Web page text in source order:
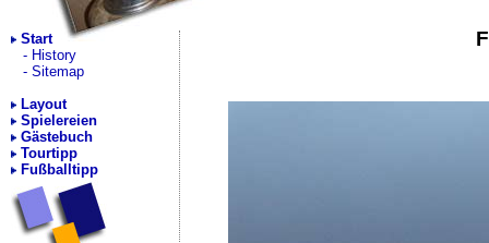
Start
History
Sitemap
Layout
Spielereien
Gästebuch
Tourtipp
Fußballtipp